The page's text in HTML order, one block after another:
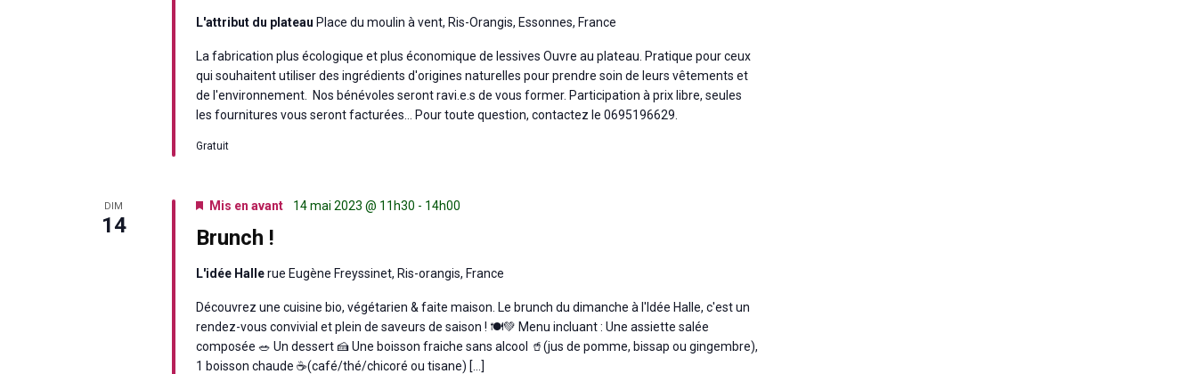
L'attribut du plateau Place du moulin à vent, Ris-Orangis, Essonnes, France
La fabrication plus écologique et plus économique de lessives Ouvre au plateau. Pratique pour ceux
qui souhaitent utiliser des ingrédients d'origines naturelles pour prendre soin de leurs vêtements et
de l'environnement. Nos bénévoles seront ravi.e.s de vous former. Participation à prix libre, seules
les fournitures vous seront facturées… Pour toute question, contactez le 0695196629.
Gratuit
DIM
14 Brunch !
Mis en avant 14 mai 2023 @ 11h30 - 14h00
L'idée Hallerue Eugène Freyssinet, Ris-orangis, France
Découvrez une cuisine bio, végétarien & faite maison. Le brunch du dimanche à l'Idée Halle, c'est un
rendez-vous convivial et plein de saveurs de saison ! 🍽💚 Menu incluant : Une assiette salée
composée 🥗 Un dessert 🍰 Une boisson fraiche sans alcool 🥤(jus de pomme, bissap ou gingembre),
1 boisson chaude ☕(café/thé/chicoré ou tisane) […]